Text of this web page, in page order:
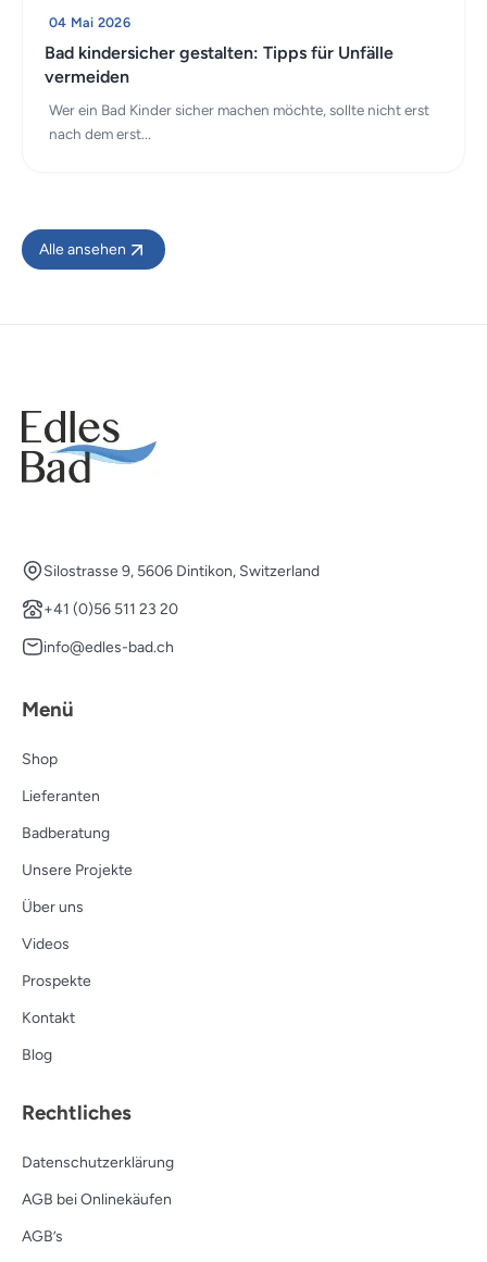
04 Mai 2026
Bad kindersicher gestalten: Tipps für Unfälle
vermeiden
Wer ein Bad Kinder sicher machen möchte, sollte nicht erst
nach dem erst...
Alle ansehen
Silostrasse 9, 5606 Dintikon, Switzerland
+41 (0)56 511 23 20
info@edles-bad.ch
Menü
Shop
Lieferanten
Badberatung
Unsere Projekte
Über uns
Videos
Prospekte
Kontakt
Blog
Rechtliches
Datenschutzerklärung
AGB bei Onlinekäufen
AGB’s